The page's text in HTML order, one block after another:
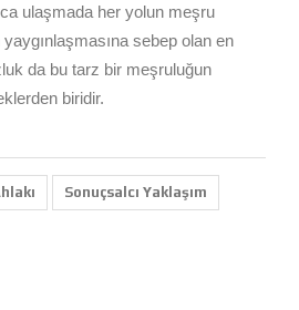
ulaşmada her yolun meşru
sebep olan en
da bu tarz bir meşruluğun
biridir.
Sonuçsalcı Yaklaşım